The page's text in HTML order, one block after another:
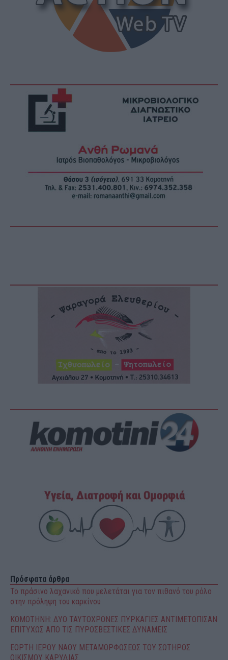
Πρόσφατα άρθρα
Το πράσινο λαχανικό που μελετάται για τον πιθανό του ρόλο
στην πρόληψη του καρκίνου
ΚΟΜΟΤΗΝΗ: ΔΥΟ ΤΑΥΤΟΧΡΟΝΕΣ ΠΥΡΚΑΓΙΕΣ ΑΝΤΙΜΕΤΩΠΙΣΑΝ
ΕΠΙΤΥΧΩΣ ΑΠΟ ΤΙΣ ΠΥΡΟΣΒΕΣΤΙΚΕΣ ΔΥΝΑΜΕΙΣ
ΕΟΡΤΗ ΙΕΡΟΥ ΝΑΟΥ ΜΕΤΑΜΟΡΦΩΣΕΩΣ ΤΟΥ ΣΩΤΗΡΟΣ
ΟΙΚΙΣΜΟΥ ΚΑΡΥΔΙΑΣ.